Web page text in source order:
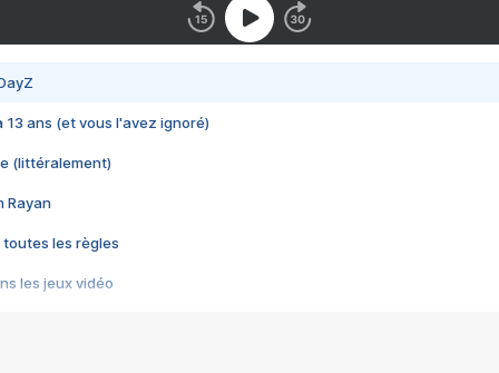
13 ans (et vous l'avez ignoré)
(littéralement)
Rayan
toutes les règles
les jeux vidéo